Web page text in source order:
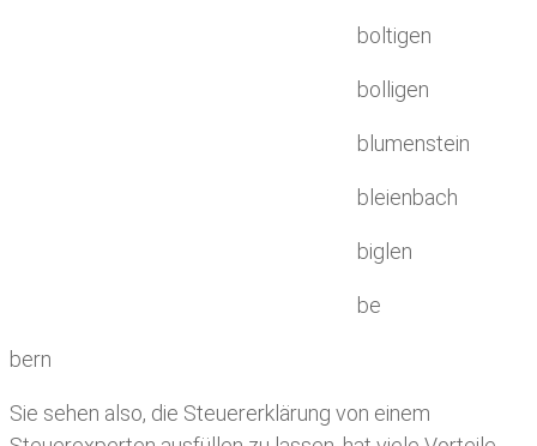
boltigen
bolligen
blumenstein
bleienbach
biglen
be
bern
Sie sehen also, die Steuererklärung von einem